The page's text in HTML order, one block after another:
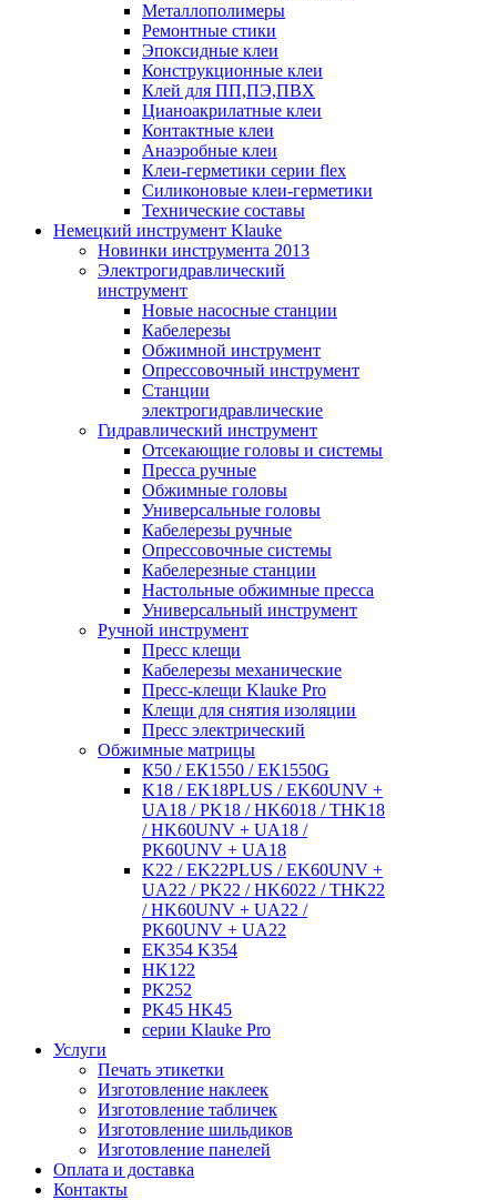
Металлополимеры
Ремонтные стики
Эпоксидные клеи
Конструкционные клеи
Клей для ПП,ПЭ,ПВХ
Цианоакрилатные клеи
Контактные клеи
Анаэробные клеи
Клеи-герметики серии flex
Силиконовые клеи-герметики
Технические составы
Немецкий инструмент Klauke
Новинки инструмента 2013
Электрогидравлический
инструмент
Новые насосные станции
Кабелерезы
Обжимной инструмент
Опрессовочный инструмент
Станции
электрогидравлические
Гидравлический инструмент
Отсекающие головы и системы
Пресса ручные
Обжимные головы
Универсальные головы
Кабелерезы ручные
Опрессовочные системы
Кабелерезные станции
Настольные обжимные пресса
Универсальный инструмент
Ручной инструмент
Пресс клещи
Кабелерезы механические
Пресс-клещи Klauke Pro
Клещи для снятия изоляции
Пресс электрический
Обжимные матрицы
К50 / ЕК1550 / ЕК1550G
K18 / EK18PLUS / EK60UNV +
UA18 / PK18 / HK6018 / THK18
/ HK60UNV + UA18 /
PK60UNV + UA18
K22 / EK22PLUS / EK60UNV +
UA22 / PK22 / HK6022 / THK22
/ HK60UNV + UA22 /
PK60UNV + UA22
EK354 K354
HK122
PK252
PK45 HK45
серии Klauke Pro
Услуги
Печать этикетки
Изготовление наклеек
Изготовление табличек
Изготовление шильдиков
Изготовление панелей
Оплата и доставка
Контакты